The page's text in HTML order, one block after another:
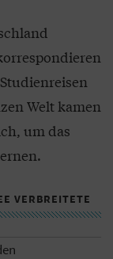
Welt kamen
um das
VERBREITETE